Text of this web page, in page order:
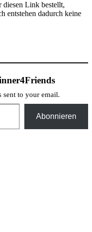
Link bestellt,
entstehen dadurch keine
sent to your email.
Abonnieren